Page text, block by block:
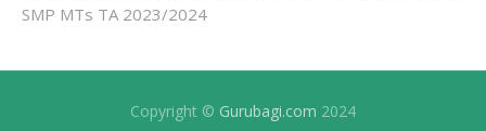
SMP MTs TA 2023/2024
Copyright © Gurubagi.com 2024